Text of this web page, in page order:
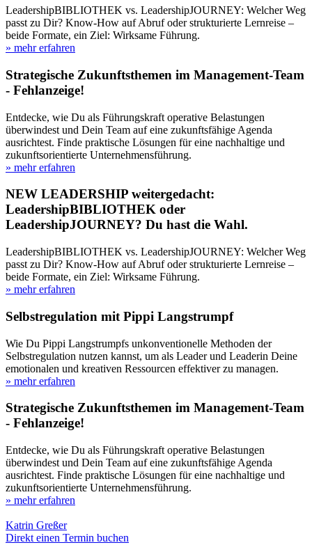
LeadershipBIBLIOTHEK vs. LeadershipJOURNEY: Welcher Weg
passt zu Dir? Know-How auf Abruf oder strukturierte Lernreise –
beide Formate, ein Ziel: Wirksame Führung.
» mehr erfahren
Strategische Zukunftsthemen im Management-Team
- Fehlanzeige!
Entdecke, wie Du als Führungskraft operative Belastungen
überwindest und Dein Team auf eine zukunftsfähige Agenda
ausrichtest. Finde praktische Lösungen für eine nachhaltige und
zukunftsorientierte Unternehmensführung.
» mehr erfahren
NEW LEADERSHIP weitergedacht:
LeadershipBIBLIOTHEK oder
LeadershipJOURNEY? Du hast die Wahl.
LeadershipBIBLIOTHEK vs. LeadershipJOURNEY: Welcher Weg
passt zu Dir? Know-How auf Abruf oder strukturierte Lernreise –
beide Formate, ein Ziel: Wirksame Führung.
» mehr erfahren
Selbstregulation mit Pippi Langstrumpf
Wie Du Pippi Langstrumpfs unkonventionelle Methoden der
Selbstregulation nutzen kannst, um als Leader und Leaderin Deine
emotionalen und kreativen Ressourcen effektiver zu managen.
» mehr erfahren
Strategische Zukunftsthemen im Management-Team
- Fehlanzeige!
Entdecke, wie Du als Führungskraft operative Belastungen
überwindest und Dein Team auf eine zukunftsfähige Agenda
ausrichtest. Finde praktische Lösungen für eine nachhaltige und
zukunftsorientierte Unternehmensführung.
» mehr erfahren
Katrin Greßer
Direkt einen Termin buchen